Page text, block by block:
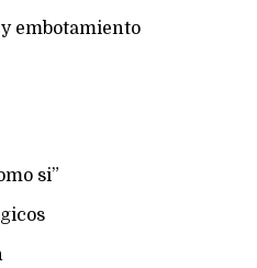
embotamiento
si”